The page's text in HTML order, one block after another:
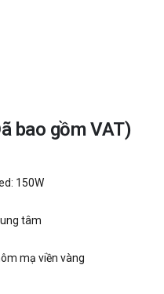
bao gồm VAT)
150W
tâm
mạ viền vàng